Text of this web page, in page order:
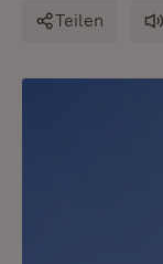
Teilen